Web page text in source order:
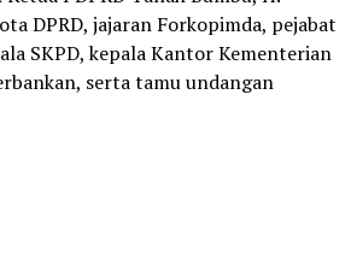
DPRD, jajaran Forkopimda, pejabat
SKPD, kepala Kantor Kementerian
serta tamu undangan